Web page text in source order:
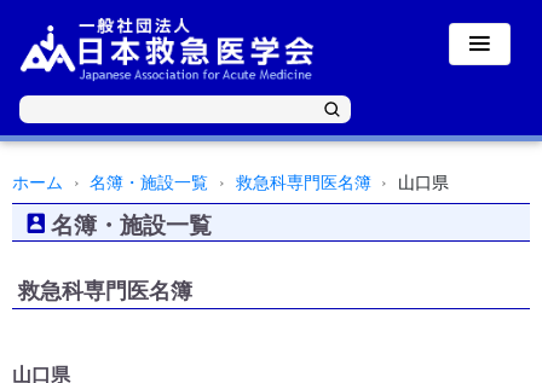
ホーム 名簿・施設一覧 救急科専門医名簿 山口県
名簿・施設一覧
救急科専門医名簿
山口県